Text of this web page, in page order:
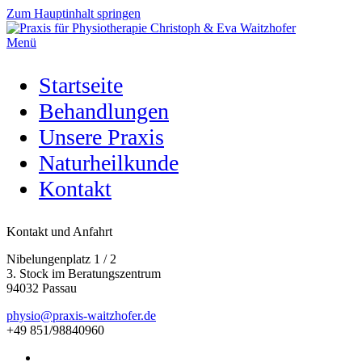
Zum Hauptinhalt springen
Menü
Startseite
Behandlungen
Unsere Praxis
Naturheilkunde
Kontakt
Kontakt und Anfahrt
Nibelungenplatz 1 / 2
3. Stock im Beratungszentrum
94032 Passau
physio@praxis-waitzhofer.de
+49 851/98840960